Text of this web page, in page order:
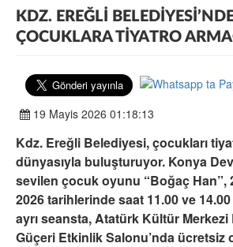
KDZ. EREĞLİ
ÇOCUKLARA TİYATRO
19 Mayis 2026 01:18:13
Kdz. Ereğli Belediyesi, çocukları
dünyasıyla buluşturuyor. Konya
sevilen çocuk oyunu “Boğaç Han”,
2026 tarihlerinde saat 11.00 ve
ayrı seansta, Atatürk Kültür Merkezi
Güçeri Etkinlik Salonu’nda ücretsiz